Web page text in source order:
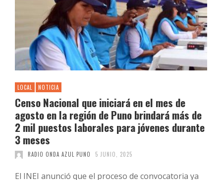
LOCAL NOTICIA
Censo Nacional que iniciará en el mes de
agosto en la región de Puno brindará más de
2 mil puestos laborales para jóvenes durante
3 meses
RADIO ONDA AZUL PUNO 5 JUNIO, 2025
El INEI anunció que el proceso de convocatoria ya